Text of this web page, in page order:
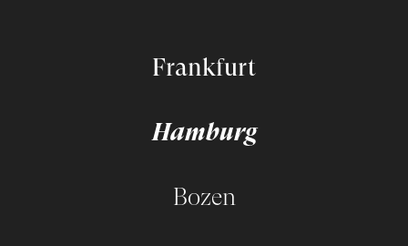
Frankfurt
Hamburg
Bozen